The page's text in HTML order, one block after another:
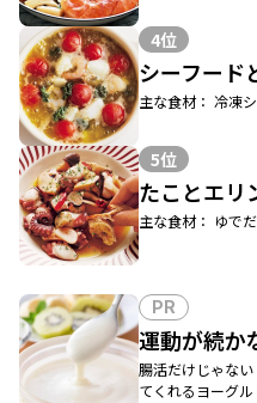
4位
シーフード
主な食材： 冷凍
5位
たことエリ
主な食材： ゆで
PR
運動が続
腸活だけじゃな
てくれるヨーグ